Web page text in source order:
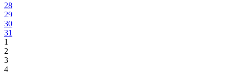
28
29
30
31
1
2
3
4